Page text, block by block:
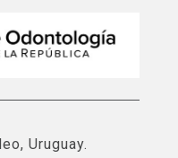
Uruguay.